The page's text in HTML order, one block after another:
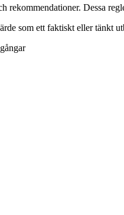
rekommendationer. Dessa
som ett faktiskt eller tänkt